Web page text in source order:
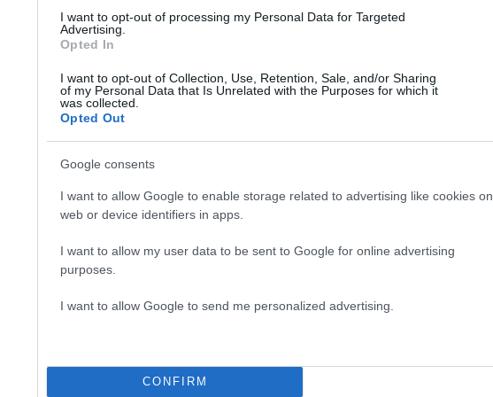
I want to opt-out of processing my Personal Data for Targeted
Advertising.
Opted In
I want to opt-out of Collection, Use, Retention, Sale, and/or Sharing
of my Personal Data that Is Unrelated with the Purposes for which it
was collected.
Opted Out
Google consents
I want to allow Google to enable storage related to advertising like cookies on
web or device identifiers in apps.
I want to allow my user data to be sent to Google for online advertising
purposes.
I want to allow Google to send me personalized advertising.
CONFIRM